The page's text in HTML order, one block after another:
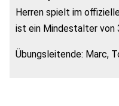
Herren spielt im
ist ein Mindestalter von
Übungsleitende: Marc,